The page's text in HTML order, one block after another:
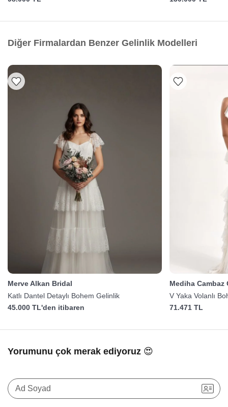
Diğer Firmalardan Benzer Gelinlik Modelleri
Merve Alkan Bridal
Katlı Dantel Detaylı Bohem Gelinlik
45.000 TL'den itibaren
Mediha
V Yaka Volanlı
71.471 TL
Yorumunu çok merak ediyoruz 😍
Ad Soyad